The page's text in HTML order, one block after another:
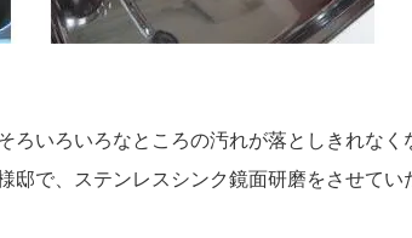
ろいろいろなところの汚れが落としきれな
邸で、ステンレスシンク鏡面研磨をさせてい